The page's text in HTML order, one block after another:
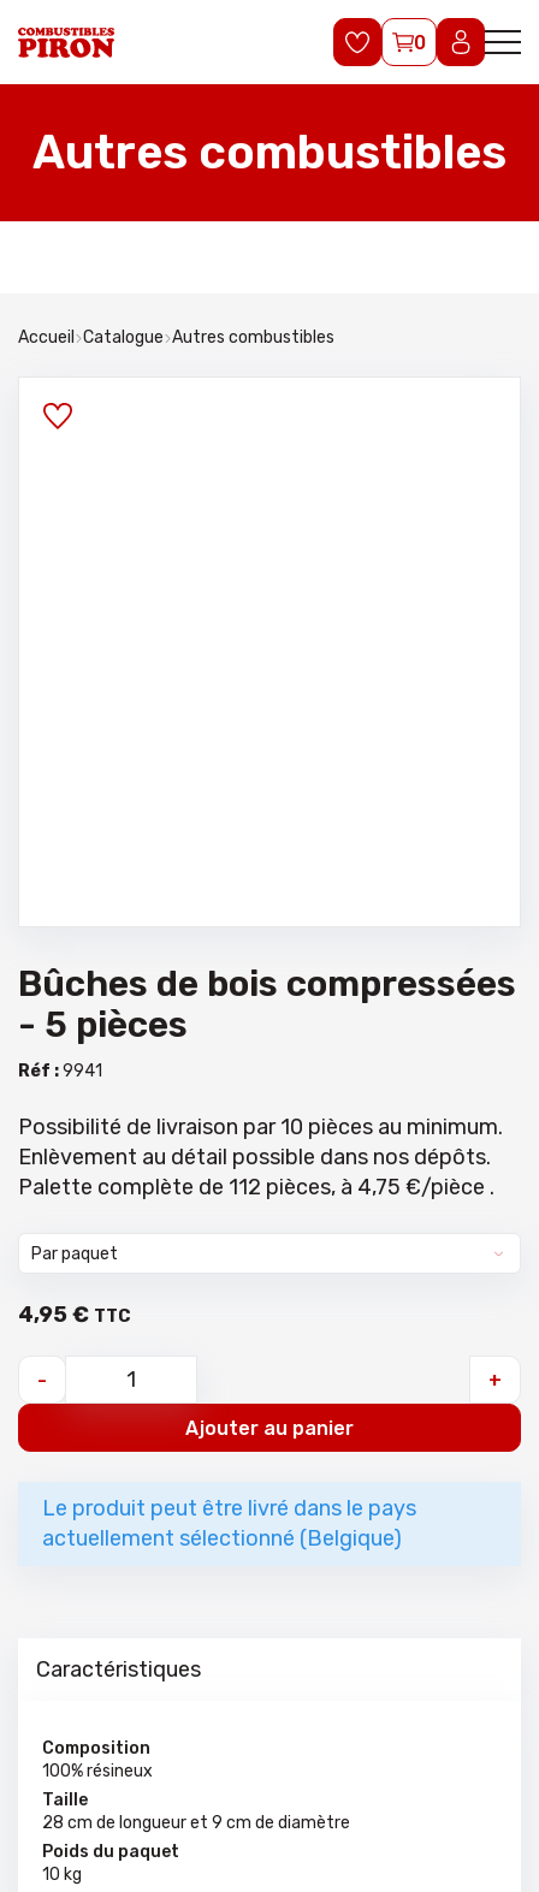
0
Autres combustibles
Accueil Catalogue Autres combustibles
Bûches de bois compressées
- 5 pièces
Réf :9941
Possibilité de livraison par 10 pièces au minimum.
Enlèvement au détail possible dans nos dépôts.
Palette complète de 112 pièces, à 4,75 €/pièce .
4,95€ TTC
- +
Ajouter au panier
Le produit peut être livré dans le pays
actuellement sélectionné (Belgique)
Caractéristiques
Composition
100% résineux
Taille
28 cm de longueur et 9 cm de diamètre
Poids du paquet
10 kg